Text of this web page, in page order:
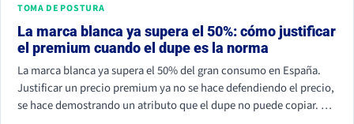
TOMA DE POSTURA
La marca blanca ya supera el 50%: cómo justificar
el premium cuando el dupe es la norma
La marca blanca ya supera el 50% del gran consumo en España.
Justificar un precio premium ya no se hace defendiendo el precio,
se hace demostrando un atributo que el dupe no puede copiar. Si